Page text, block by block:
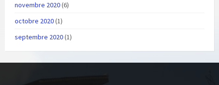
novembre 2020(6)
octobre 2020(1)
septembre 2020(1)